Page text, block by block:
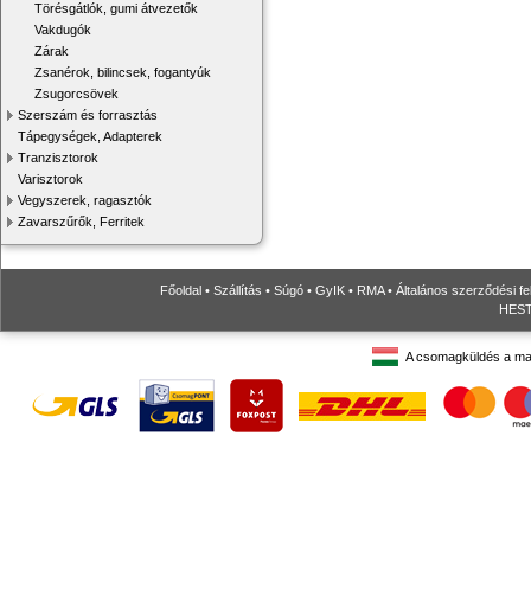
Törésgátlók, gumi átvezetők
Vakdugók
Zárak
Zsanérok, bilincsek, fogantyúk
Zsugorcsövek
Szerszám és forrasztás
Tápegységek, Adapterek
Tranzisztorok
Varisztorok
Vegyszerek, ragasztók
Zavarszűrők, Ferritek
Főoldal • Szállítás • Súgó • GyIK • RMA• Általános szerződési
A csomagküldés a